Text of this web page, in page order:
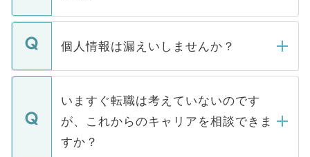
ません。
■応募殺到を避けるため 人気のある医療機
関を公にしてしまうと、応募が殺到する場
に、医療機関が求める条件に合った人材の
みを人材紹介会社に依頼するケースが増え
ています。
転職・入職を強要することは一切ありませ
ん。また、仮に応募先から内定をいただい
定を承諾する必要はありません。内定先へ
の辞退の連絡はキャリアパートナーが行い
個人情報は漏えいしませんか？
個人情報が漏えいすることはありませんの
で、ご安心ください。当サイトからの登録
などで収集したご登録者様の個人情報は、
ご本人のキャリアアップおよび転職活動の
支援を目的に使用いたします。お預かりし
いますぐ転職は考えていないのです
が、これからのキャリアを相談できま
すか？